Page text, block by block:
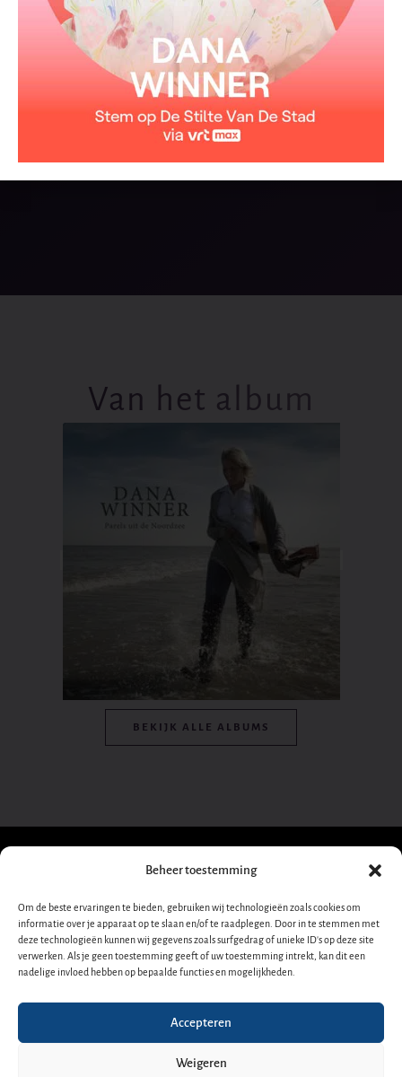
Beheer toestemming
Om de beste ervaringen te bieden, gebruiken wij technologieën zoals cookies om
informatie over je apparaat op te slaan en/of te raadplegen. Door in te stemmen met
deze technologieën kunnen wij gegevens zoals surfgedrag of unieke ID's op deze site
verwerken. Als je geen toestemming geeft of uw toestemming intrekt, kan dit een
nadelige invloed hebben op bepaalde functies en mogelijkheden.
Accepteren
Weigeren
Ben ik blij dat ik je niet vergeten ben
En ik ben blij dat ik je niet vergeten ben
Dat ik nog zoveel kleine dingen van je ken
Omdat ik steeds ben blijven dromen
Dat het toch zover zou komen
Ben ik blij dat ik je niet vergeten ben
Van het album
BEKIJK ALLE ALBUMS
Dana
Winner
Schrijf je in voor onze
nieuwsbrief!
Nieuwsbrief-
footer-
Y
u
I
s
S
o
F
c
A
p
D
e